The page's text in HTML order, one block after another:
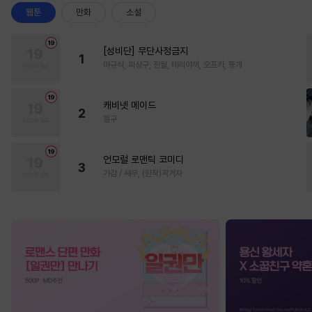
웹툰 만화 소설
1
[성비단] 무단사정금지
마규식, 피상구, 진월, 테리야끼, 오프카, 뚱개
2
캐비넷 메이드
필구
3
언모럴 로맨틱 코미디
가감 / 쌔우, (원작)곽겨자